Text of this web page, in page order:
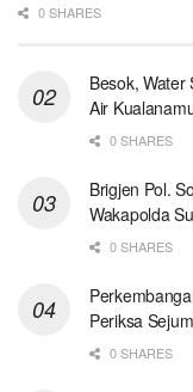
0 SHARES
Besok,
Air
0 SHARES
Brigjen Pol.
Wakapolda
0 SHARES
Periksa
0 SHARES